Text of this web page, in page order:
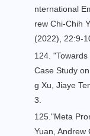
nternational
rew Chi-Chih
(2022), 22:9-
124.
Case Study
g Xu, Jiaye
3.
125."Meta
Yuan, Andrew